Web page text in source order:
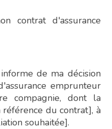
contrat d'assurance
de ma décision
emprunteur
compagnie, dont la
du contrat], à
souhaitée].